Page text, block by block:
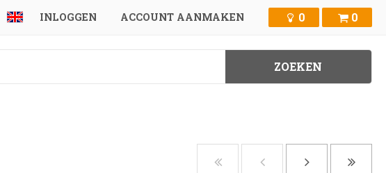
INLOGGEN ACCOUNT AANMAKEN 0 0